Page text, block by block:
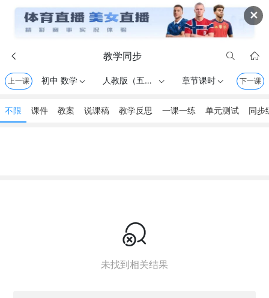
✕
 教学同步  
上一课 初中 数学 人教版（五四制） . 六年级上册  章节课时 下一课
不限 课件 教案 说课稿 教学反思 一课一练 单元测试 同步

未找到相关结果